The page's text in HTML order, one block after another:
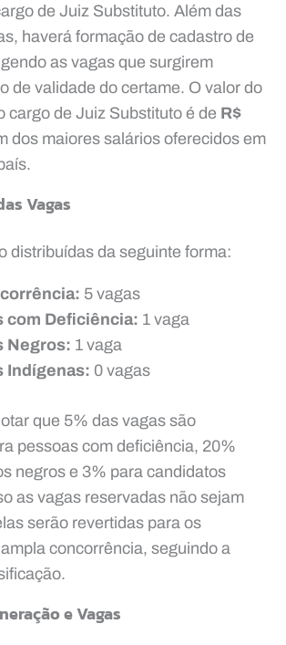
de Juiz Substituto. Além das
haverá formação de cadastro de
as vagas que surgirem
de validade do certame. O valor do
cargo de Juiz Substituto é de R$
dos maiores salários oferecidos em
Vagas
distribuídas da seguinte forma:
5 vagas
com Deficiência: 1 vaga
Negros: 1 vaga
Indígenas: 0 vagas
que 5% das vagas são
pessoas com deficiência, 20%
negros e 3% para candidatos
as vagas reservadas não sejam
serão revertidas para os
concorrência, seguindo a
e Vagas